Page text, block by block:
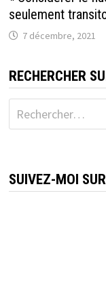
seulement
7 décembre, 2021
RECHERCHER
Rechercher :
SUIVEZ-MOI